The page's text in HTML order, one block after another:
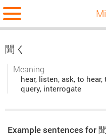
聞く
Meaning
hear, listen, ask, to
query, interrogate
Example sentences for